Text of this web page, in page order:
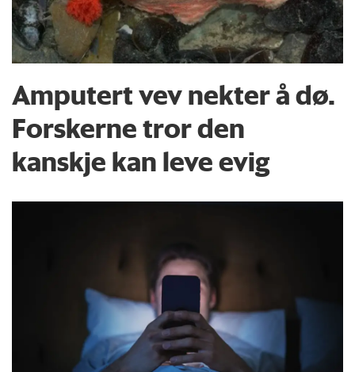
Amputert vev nekter å dø.
Forskerne tror den
kanskje kan leve evig